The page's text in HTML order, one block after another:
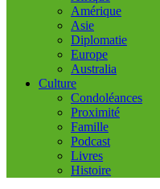
Amérique
Asie
Diplomatie
Europe
Australia
Culture
Condoléances
Proximité
Famille
Podcast
Livres
Histoire